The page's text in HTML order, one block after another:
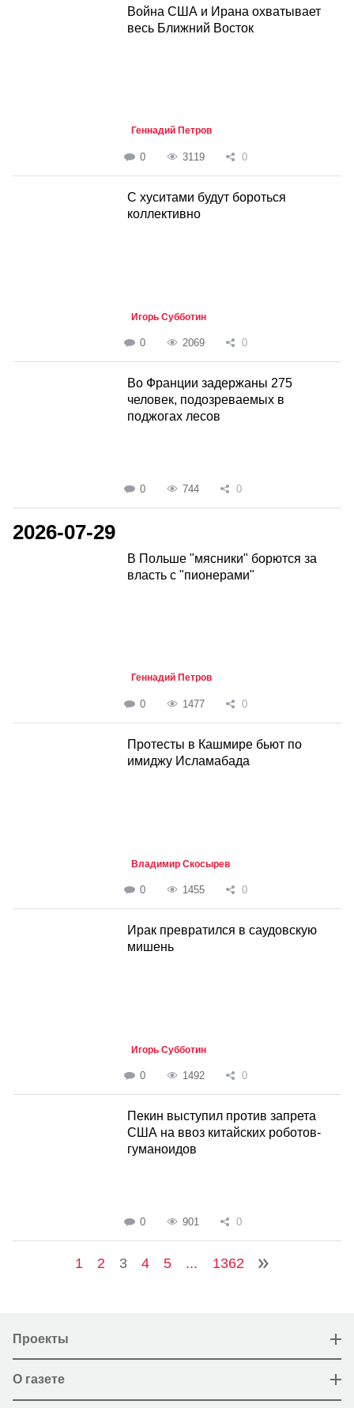
Война США и Ирана охватывает
весь Ближний Восток
Геннадий Петров
0 3119 0
С хуситами будут бороться
коллективно
Игорь Субботин
0 2069 0
Во Франции задержаны 275
человек, подозреваемых в
поджогах лесов
0 744 0
2026-07-29
В Польше "мясники" борются за
власть с "пионерами"
Геннадий Петров
0 1477 0
Протесты в Кашмире бьют по
имиджу Исламабада
Владимир Скосырев
0 1455 0
Ирак превратился в саудовскую
мишень
Игорь Субботин
0 1492 0
Пекин выступил против запрета
США на ввоз китайских роботов-
гуманоидов
0 901 0
1 2 3 4 5 ... 1362
Проекты
О газете